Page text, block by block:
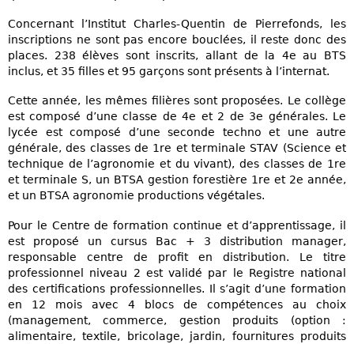
Concernant l’Institut Charles-Quentin de Pierrefonds, les
inscriptions ne sont pas encore bouclées, il reste donc des
places. 238 élèves sont inscrits, allant de la 4e au BTS
inclus, et 35 filles et 95 garçons sont présents à l’internat.
Cette année, les mêmes filières sont proposées. Le collège
est composé d’une classe de 4e et 2 de 3e générales. Le
lycée est composé d’une seconde techno et une autre
générale, des classes de 1re et terminale STAV (Science et
technique de l’agronomie et du vivant), des classes de 1re
et terminale S, un BTSA gestion forestière 1re et 2e année,
et un BTSA agronomie productions végétales.
Pour le Centre de formation continue et d’apprentissage, il
est proposé un cursus Bac + 3 distribution manager,
responsable centre de profit en distribution. Le titre
professionnel niveau 2 est validé par le Registre national
des certifications professionnelles. Il s’agit d’une formation
en 12 mois avec 4 blocs de compétences au choix
(management, commerce, gestion produits (option :
alimentaire, textile, bricolage, jardin, fournitures produits